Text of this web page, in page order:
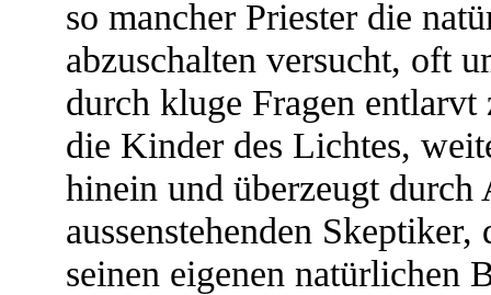
so mancher Priester die
abzuschalten versucht, oft
durch kluge Fragen entlarvt
die Kinder des Lichtes,
hinein und überzeugt durch
aussenstehenden
seinen eigenen natürlichen